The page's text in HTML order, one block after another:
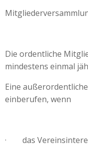
Die ordentliche
mindestens einmal
Eine
einberufen, wenn
· das